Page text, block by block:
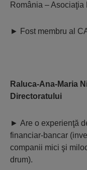
România –
► Fost membru al
Raluca-Ana-Maria
Directoratului
► Are o experienţă
financiar-bancar
companii mici şi
drum).